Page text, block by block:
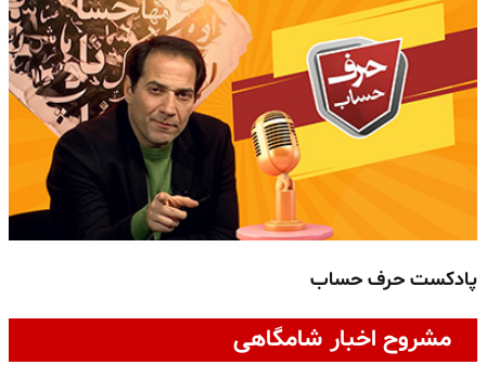
پادکست حرف حساب
مشروح اخبار شامگاهی